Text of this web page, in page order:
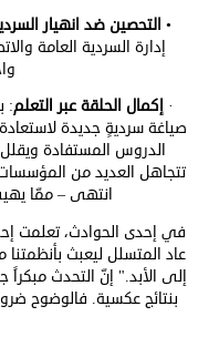
• التحصين ضد انهيار
إدارة السردية العامة
· إكمال الحلقة عبر التعلم:
صياغة سرديةٍ جديدة
الدروس المستفادة
تتجاهل العديد من
انتهى – ممّا
في إحدى الحوادث، تعلمت
عاد المتسلل ليعبث بأنظمتنا
إلى الأبد." إنّ التحدث
بنتائج عكسية. فالوضوح